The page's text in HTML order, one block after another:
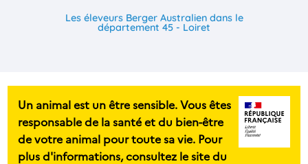
Les éleveurs Berger Australien dans le
département 45 - Loiret
Un animal est un être sensible. Vous êtes
responsable de la santé et du bien-être
de votre animal pour toute sa vie. Pour
plus d'informations, consultez le site du